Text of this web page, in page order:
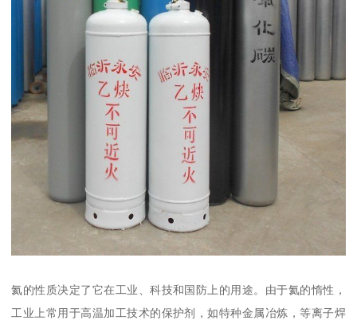
氦的性质决定了它在工业、科技和国防上的用途。由于氦的惰性，
工业上常用于高温加工技术的保护剂，如特种金属冶炼，等离子焊